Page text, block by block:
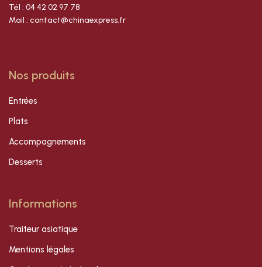
Tél : 04 42 02 97 78
Mail : contact@chinaexpress.fr
Nos produits
Entrées
Plats
Accompagnements
Desserts
Informations
Traiteur asiatique
Mentions légales